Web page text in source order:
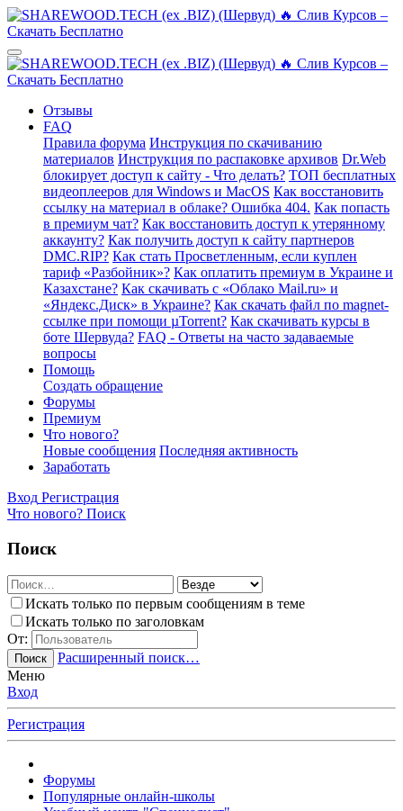
Отзывы
FAQ
Правила форума Инструкция по скачиванию
материалов Инструкция по распаковке архивов Dr.Web
блокирует доступ к сайту - Что делать? ТОП бесплатных
видеоплееров для Windows и MacOS Как восстановить
ссылку на материал в облаке? Ошибка 404. Как попасть
в премиум чат? Как восстановить доступ к утерянному
аккаунту? Как получить доступ к сайту партнеров
DMC.RIP? Как стать Просветленным, если куплен
тариф «Разбойник»? Как оплатить премиум в Украине и
Казахстане? Как скачивать с «Облако Mail.ru» и
«Яндекс.Диск» в Украине? Как скачать файл по magnet-
ссылке при помощи µTorrent? Как скачивать курсы в
боте Шервуда? FAQ - Ответы на часто задаваемые
вопросы
Помощь
Создать обращение
Форумы
Премиум
Что нового?
Новые сообщения Последняя активность
Заработать
Вход Регистрация
Что нового? Поиск
Поиск
Искать только по первым сообщениям в теме
Искать только по заголовкам
От:
Поиск
Расширенный поиск…
Меню
Вход
Регистрация
Форумы
Популярные онлайн-школы